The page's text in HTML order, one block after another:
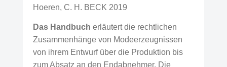
Hoeren, C. H. BECK 2019
Das Handbuch erläutert die rechtlichen
Zusammenhänge von Modeerzeugnissen
von ihrem Entwurf über die Produktion bis
zum Absatz an den Endabnehmer. Die